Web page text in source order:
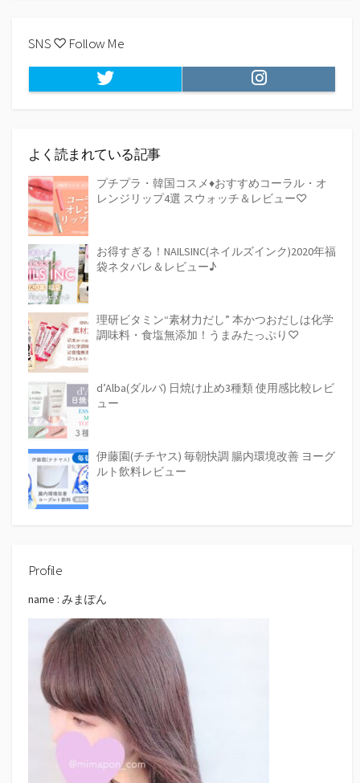
SNS ♡ Follow Me
Twitter Instagram
よく読まれている記事
プチプラ・韓国コスメ♦おすすめコーラル・オ
レンジリップ4選 スウォッチ＆レビュー♡
お得すぎる！NAILSINC(ネイルズインク)2020年福
袋ネタバレ＆レビュー♪
理研ビタミン“素材力だし” 本かつおだしは化学
調味料・食塩無添加！うまみたっぷり♡
d’Alba(ダルバ) 日焼け止め3種類 使用感比較レビ
ュー
伊藤園(チチヤス) 毎朝快調 腸内環境改善 ヨーグ
ルト飲料レビュー
Profile
name : みまぽん